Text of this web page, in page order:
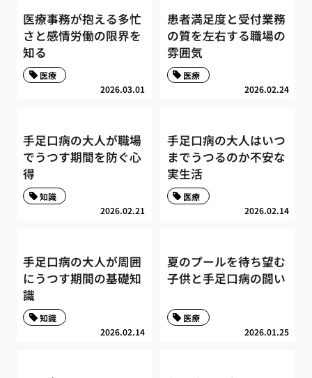
医療事務が抱える多忙
さと感情労働の限界を
知る
2026.03.01
医療
患者満足度と受付業務
の質を左右する職場の
雰囲気
2026.02.24
医療
手足口病の大人が職場
でうつす期間を防ぐ心
得
2026.02.21
知識
手足口病の大人はいつ
までうつるのか不安な
実生活
2026.02.14
医療
手足口病の大人が周囲
にうつす期間の基礎知
識
2026.02.14
知識
夏のプールを待ち望む
子供と手足口病の闘い
2026.01.25
医療